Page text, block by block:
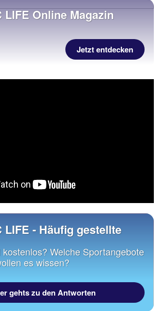
LIFE Online Magazin
Jetzt entdecken
LIFE - Häufig gestellte
Welche Sportangebote
es wissen?
gehts zu den Antworten